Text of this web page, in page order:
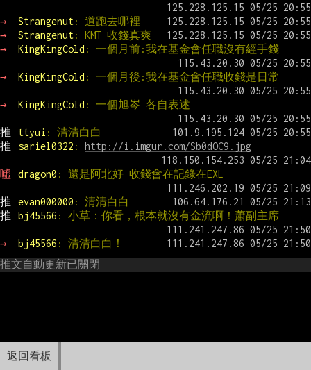
返回看板
→ Strangenut: 道跑去哪裡
→
Strangenut: KMT 收錢真爽
→
KingKingCold : 一個月前:我在基金會任職沒有經手錢
→ KingKingCold : 一個月後:我在基金會任職收錢是日常
→ KingKingCold : 一個旭岑 各自表述
推 ttyui : 清清白白
推
sariel0322 : http://i.imgur.com/Sb0dOC9.jpg
噓 dragon0 : 還是阿北好 收錢會在記錄在EXL
推 evan000000 : 清清白白
推
bj45566 : 小草：你看，根本就沒有金流啊！蕭副主席
→ bj45566 : 清清白白！
推文自動更新已關閉